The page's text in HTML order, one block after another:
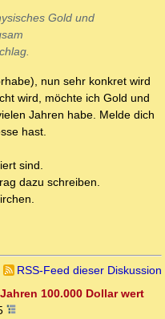
Gold und
nun sehr konkret wird
wird, möchte ich Gold und
Jahren habe. Melde dich
hast.
sind.
dazu schreiben.
RSS-Feed dieser Diskussion
100.000 Dollar wert